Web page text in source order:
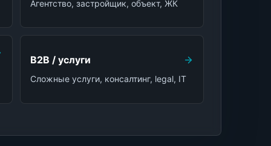
Агентство, застройщик, объект, ЖК
B2B / услуги
Сложные услуги, консалтинг, legal, IT